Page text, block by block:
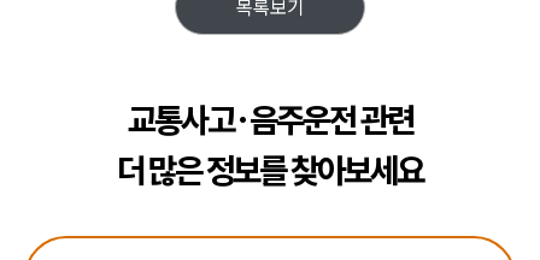
팀소개
목록보기
교통사고·음주운전 관련
더 많은 정보를 찾아보세요